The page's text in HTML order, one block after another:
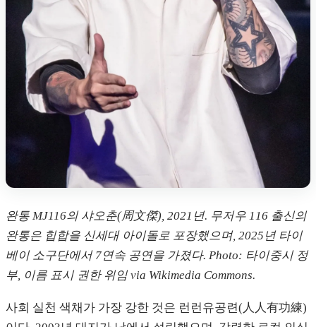
완통 MJ116의 샤오춘(周文傑), 2021년. 무저우 116 출신의
완통은 힙합을 신세대 아이돌로 포장했으며, 2025년 타이
베이 소구단에서 7연속 공연을 가졌다. Photo: 타이중시 정
부, 이름 표시 권한 위임 via Wikimedia Commons.
사회 실천 색채가 가장 강한 것은 런런유공련(人人有功練)